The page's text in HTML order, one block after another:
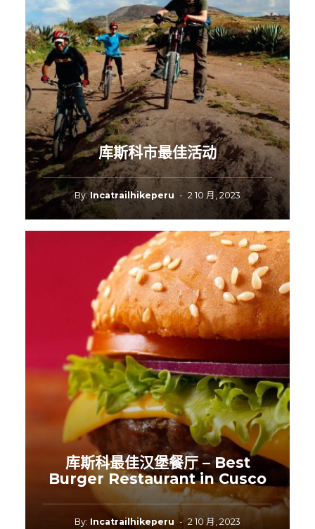
库斯科市最佳活动
By:Incatrailhikeperu - 2 10 月, 2023
库斯科最佳汉堡餐厅 – Best
Burger Restaurant in Cusco
By: Incatrailhikeperu - 2 10 月, 2023